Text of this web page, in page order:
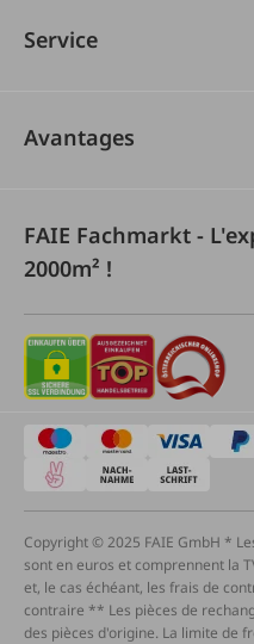
Service
Avantages
FAIE Fachmarkt -
2000m² !
Copyright © 2025 FAIE GmbH *
sont en euros et comprennent la
et, le cas échéant, les frais de
contraire ** Les pièces de
des pièces d'origine. La limite de